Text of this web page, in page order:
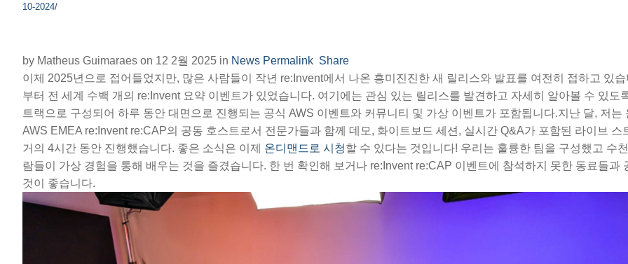
10-2024/
by Matheus Guimaraes on 12 2월 2025 in News Permalink Share
이제 2025년으로 접어들었지만, 많은 사람들이 작년 re:Invent에서 나온 흥미진진한 새 릴리스와 발표를 여전히 접하고 있
부터 전 세계 수백 개의 re:Invent 요약 이벤트가 있었습니다. 여기에는 관심 있는 릴리스를 발견하고 자세히 알아볼 수 있도
트랙으로 구성되어 하루 동안 대면으로 진행되는 공식 AWS 이벤트와 커뮤니티 및 가상 이벤트가 포함됩니다.지난 달, 저는
AWS EMEA re:Invent re:CAP의 공동 호스트로서 전문가들과 함께 데모, 화이트보드 세션, 실시간 Q&A가 포함된 라이브 스
거의 4시간 동안 진행했습니다. 좋은 소식은 이제 온디맨드로 시청할 수 있다는 것입니다! 우리는 훌륭한 팀을 구성했고 수
람들이 가상 경험을 통해 배우는 것을 즐겼습니다. 한 번 확인해 보거나 re:Invent re:CAP 이벤트에 참석하지 못한 동료들과
것이 좋습니다.